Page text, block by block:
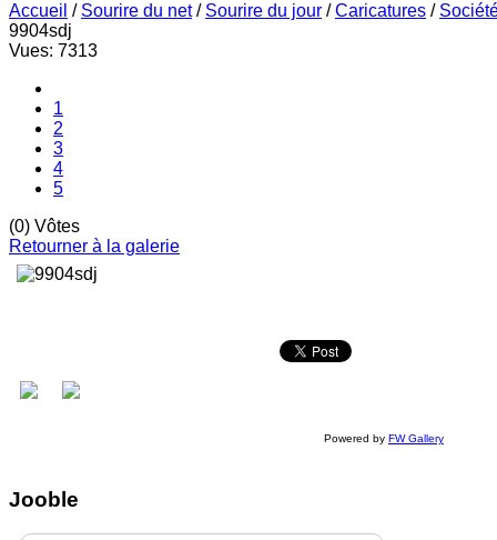
Accueil / Sourire du net / Sourire du jour /Caricatures /
9904sdj
Vues: 7313
1
2
3
4
5
(0) Vôtes
Retourner à la galerie
Powered by FW Gallery
Jooble